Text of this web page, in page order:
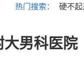
热门搜索： 硬不
大男科医院